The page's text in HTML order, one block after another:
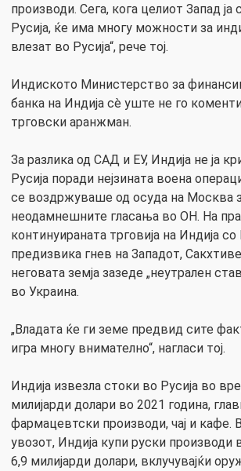
производи. Сега, кога целиот Запад ја
Русија, ќе има многу можности за
влезат во Русија“, рече тој.
Индиското Министерство за
банка на Индија сè уште не го
трговски аранжман.
За разлика од САД и ЕУ, Индија не ја
Русија поради нејзината воена
се воздржуваше од осуда на Москва
неодамнешните гласања во ОН. На
континуираната трговија на Индија со
предизвика гнев на Западот,
неговата земја зазеде „неутрален
во Украина.
„Владата ќе ги земе предвид сите
игра многу внимателно“, нагласи тој.
Индија извезла стоки во Русија во
милијарди долари во 2021 година,
фармацевтски производи, чај и кафе.
увозот, Индија купи руски производи
6,9 милијарди долари, вклучувајќи